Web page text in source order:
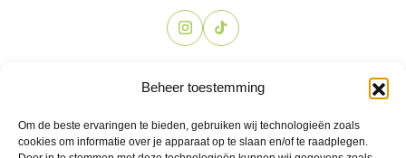
Beheer toestemming
Om de beste ervaringen te bieden, gebruiken wij technologieën zoals
cookies om informatie over je apparaat op te slaan en/of te raadplegen.
info@the-candyshop.nl